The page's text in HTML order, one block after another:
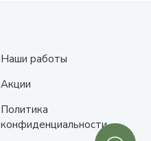
Наши работы
Акции
Политика
конфиденциальности